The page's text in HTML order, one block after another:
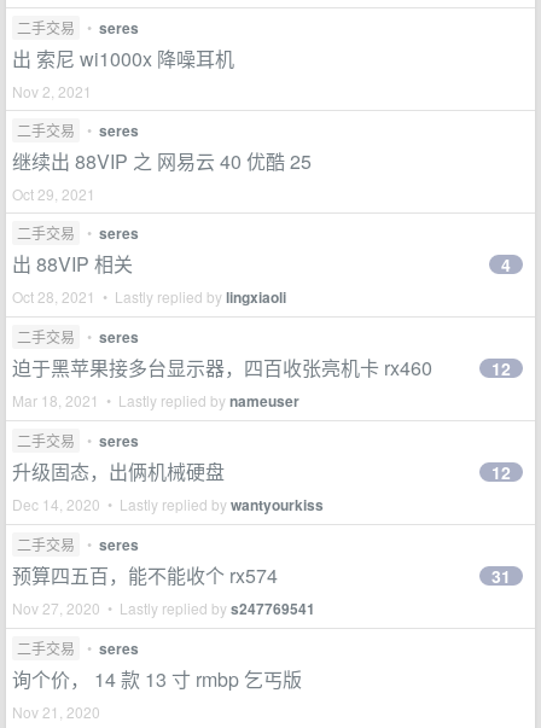
二手交易 • seres
出 索尼 wi1000x 降噪耳机
Nov 2, 2021
二手交易
• seres
继续出 88VIP 之 网易云 40 优酷 25
Oct 29, 2021
二手交易
• seres
出 88VIP 相关
Oct 28, 2021 • Lastly replied bylingxiaoli
4
二手交易 • seres
迫于黑苹果接多台显示器，四百收张亮机卡 rx460
Mar 18, 2021 • Lastly replied bynameuser
12
二手交易 • seres
升级固态，出俩机械硬盘
Dec 14, 2020 • Lastly replied bywantyourkiss
12
二手交易 • seres
预算四五百，能不能收个 rx574
Nov 27, 2020 • Lastly replied bys247769541
31
二手交易 • seres
询个价， 14 款 13 寸 rmbp 乞丐版
Nov 21, 2020